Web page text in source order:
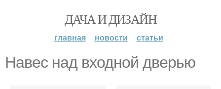
ДАЧА И ДИЗАЙН
главная новости статьи
Навес над входной дверью